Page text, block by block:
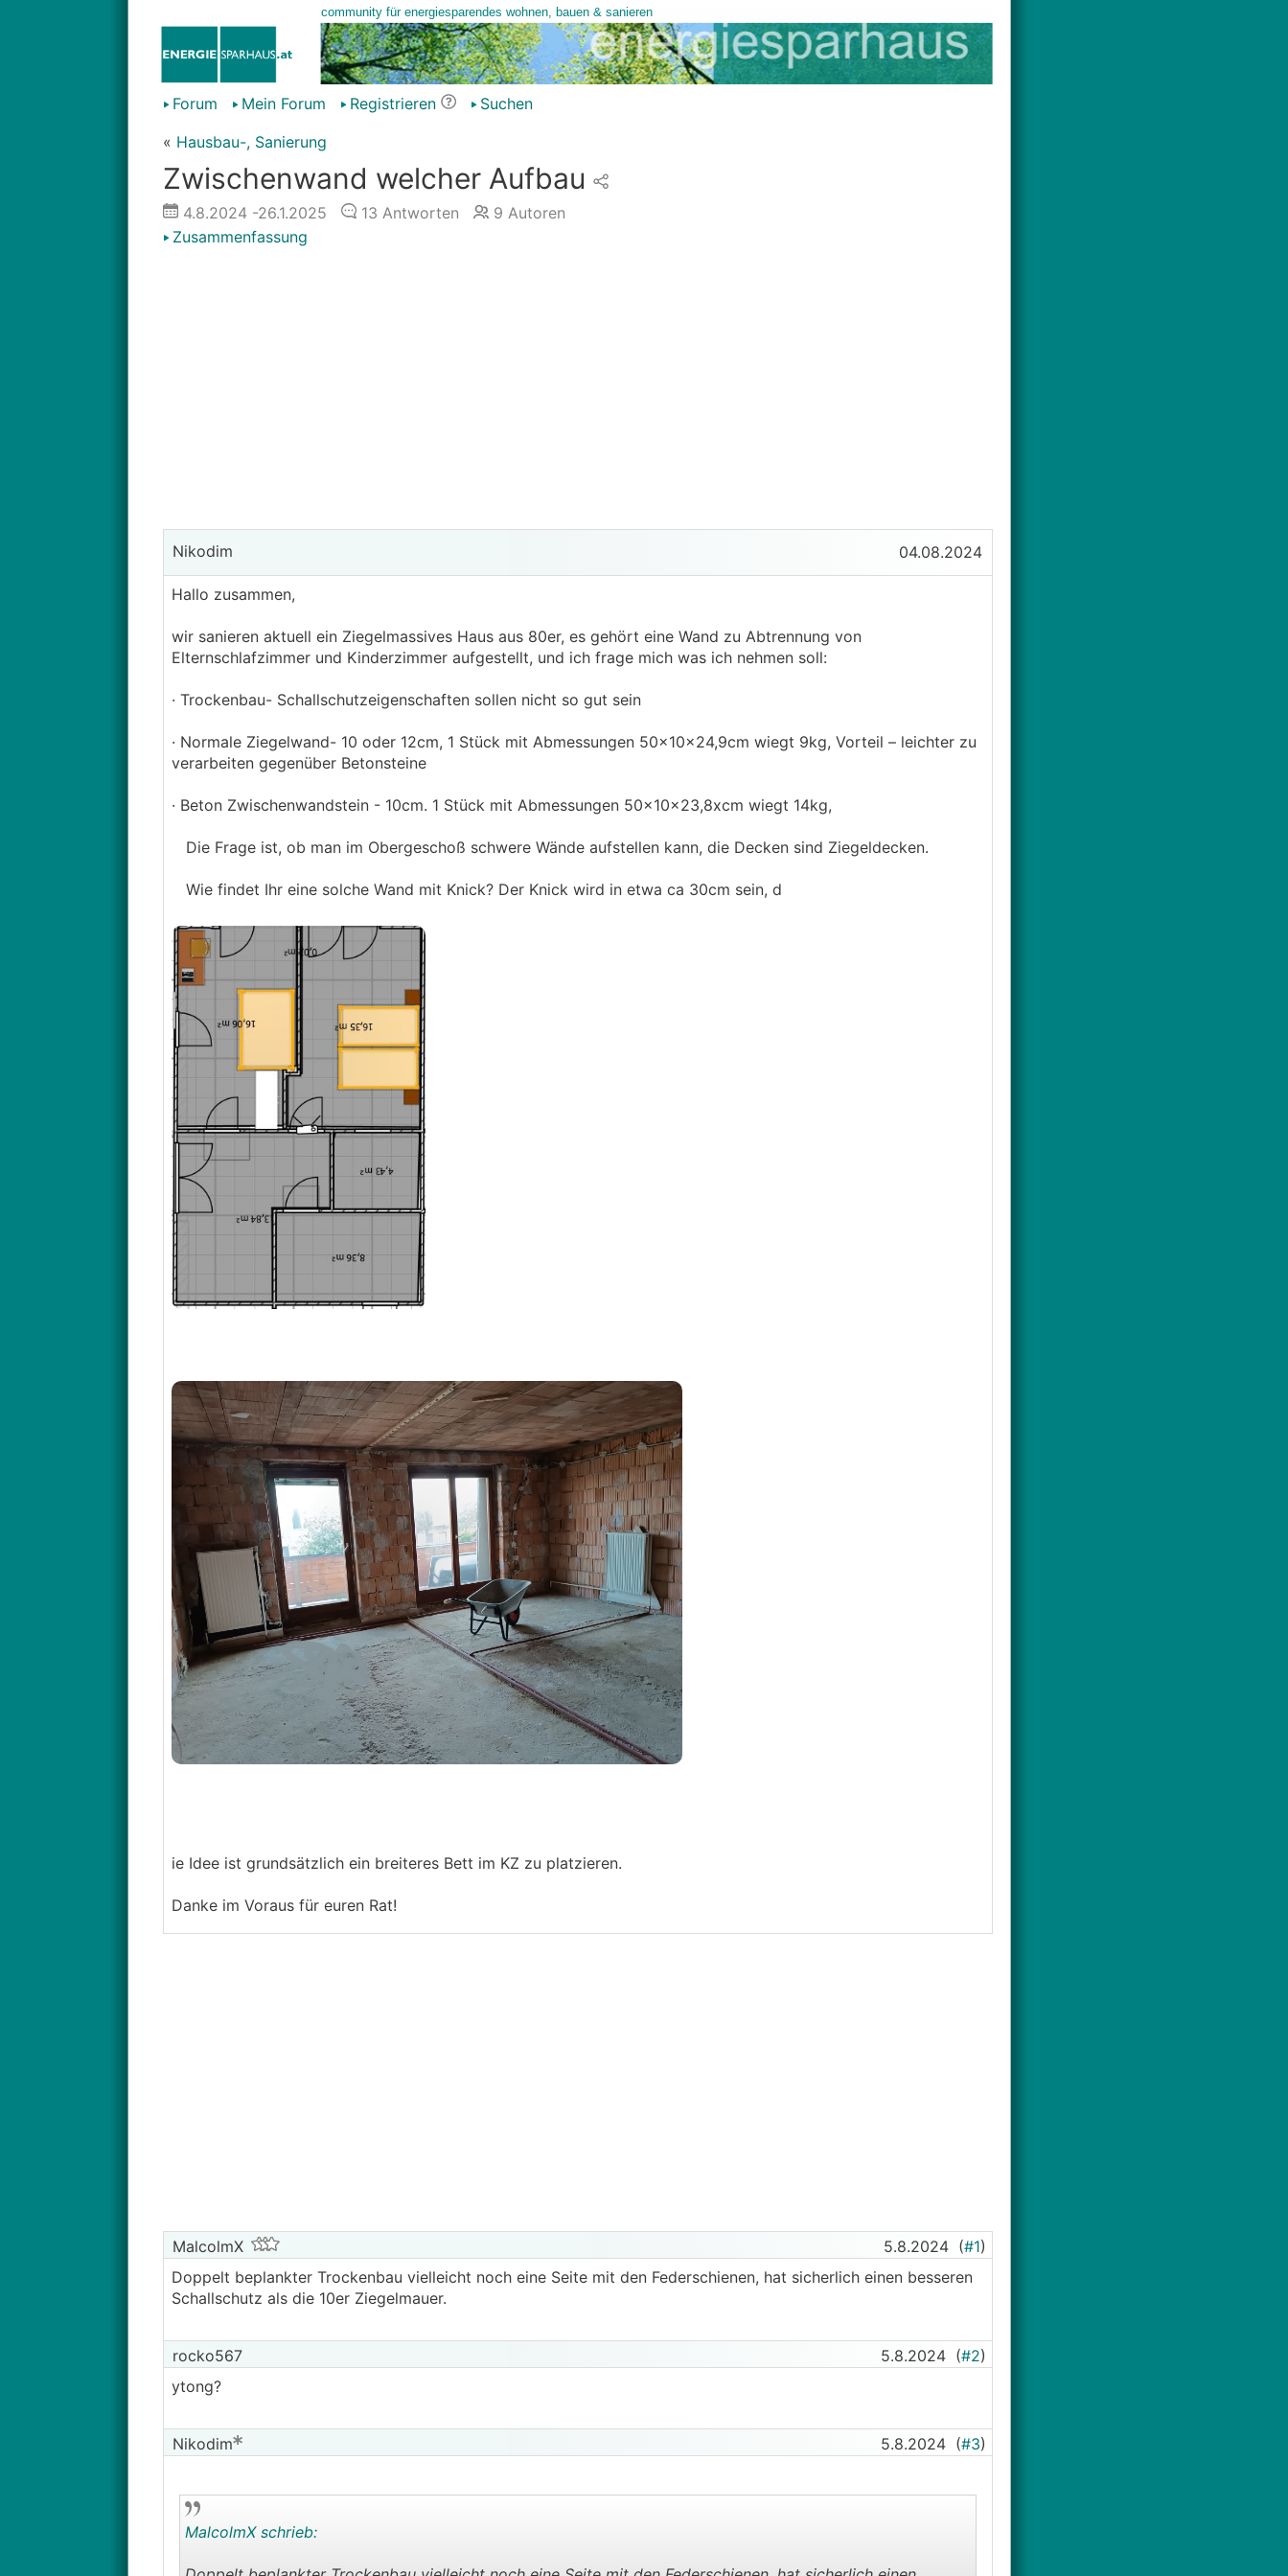
Forum Mein Forum Registrieren
Suchen
« Hausbau-, Sanierung
Zwischenwand welcher Aufbau
4.8.2024 -26.1.2025 13 Antworten 9 Autoren
Zusammenfassung
Nikodim 04.08.2024
Hallo zusammen,
wir sanieren aktuell ein Ziegelmassives Haus aus 80er, es gehört eine Wand zu Abtrennung von
Elternschlafzimmer und Kinderzimmer aufgestellt, und ich frage mich was ich nehmen soll:
· Trockenbau- Schallschutzeigenschaften sollen nicht so gut sein
· Normale Ziegelwand- 10 oder 12cm, 1 Stück mit Abmessungen 50x10x24,9cm wiegt 9kg, Vorteil – leichter zu
verarbeiten gegenüber Betonsteine
· Beton Zwischenwandstein - 10cm. 1 Stück mit Abmessungen 50x10x23,8xcm wiegt 14kg,
Die Frage ist, ob man im Obergeschoß schwere Wände aufstellen kann, die Decken sind Ziegeldecken.
Wie findet Ihr eine solche Wand mit Knick? Der Knick wird in etwa ca 30cm sein, d
ie Idee ist grundsätzlich ein breiteres Bett im KZ zu platzieren.
Danke im Voraus für euren Rat!
MalcolmX 5.8.2024 (#1)
Doppelt beplankter Trockenbau vielleicht noch eine Seite mit den Federschienen, hat sicherlich einen besseren
Schallschutz als die 10er Ziegelmauer.
rocko567 5.8.2024 (#2)
ytong?
Nikodim 5.8.2024 (#3)
MalcolmX schrieb: